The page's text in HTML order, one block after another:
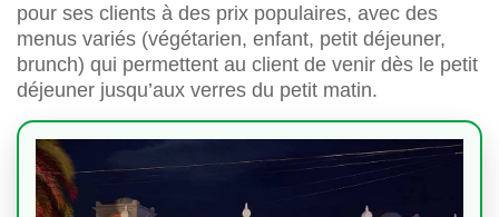
pour ses clients à des prix populaires, avec des
menus variés (végétarien, enfant, petit déjeuner,
brunch) qui permettent au client de venir dès le petit
déjeuner jusqu’aux verres du petit matin.